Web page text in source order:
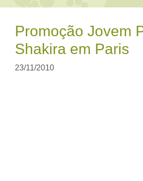
Promoção Jovem
Shakira em Paris
23/11/2010